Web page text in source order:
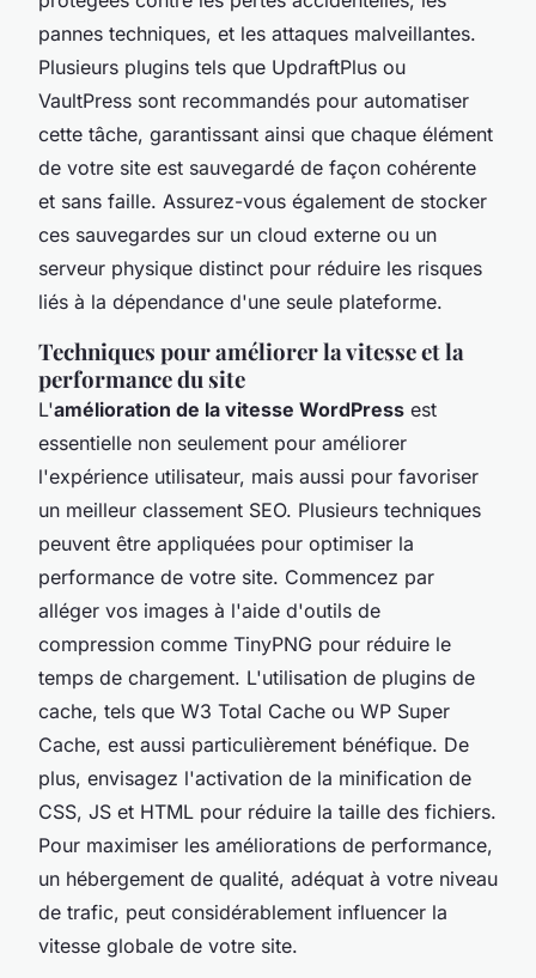
pannes techniques, et les attaques malveillantes.
Plusieurs plugins tels que UpdraftPlus ou
VaultPress sont recommandés pour automatiser
cette tâche, garantissant ainsi que chaque élément
de votre site est sauvegardé de façon cohérente
et sans faille. Assurez-vous également de stocker
ces sauvegardes sur un cloud externe ou un
serveur physique distinct pour réduire les risques
liés à la dépendance d'une seule plateforme.
Techniques pour améliorer la vitesse et la
performance du site
L'amélioration de la vitesse WordPress est
essentielle non seulement pour améliorer
l'expérience utilisateur, mais aussi pour favoriser
un meilleur classement SEO. Plusieurs techniques
peuvent être appliquées pour optimiser la
performance de votre site. Commencez par
alléger vos images à l'aide d'outils de
compression comme TinyPNG pour réduire le
temps de chargement. L'utilisation de plugins de
cache, tels que W3 Total Cache ou WP Super
Cache, est aussi particulièrement bénéfique. De
plus, envisagez l'activation de la minification de
CSS, JS et HTML pour réduire la taille des fichiers.
Pour maximiser les améliorations de performance,
un hébergement de qualité, adéquat à votre niveau
de trafic, peut considérablement influencer la
vitesse globale de votre site.